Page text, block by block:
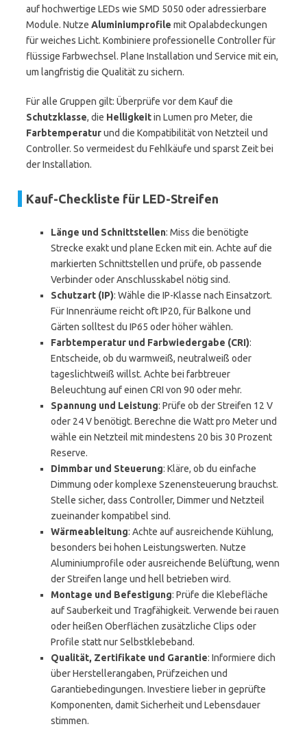
auf hochwertige LEDs wie SMD 5050 oder adressierbare
Module. Nutze Aluminiumprofile mit Opalabdeckungen
für weiches Licht. Kombiniere professionelle Controller für
flüssige Farbwechsel. Plane Installation und Service mit ein,
um langfristig die Qualität zu sichern.
Für alle Gruppen gilt: Überprüfe vor dem Kauf die
Schutzklasse, die Helligkeitin Lumen pro Meter, die
Farbtemperaturund die Kompatibilität von Netzteil und
Controller. So vermeidest du Fehlkäufe und sparst Zeit bei
der Installation.
Kauf-Checkliste für LED-Streifen
Länge und Schnittstellen: Miss die benötigte
Strecke exakt und plane Ecken mit ein. Achte auf die
markierten Schnittstellen und prüfe, ob passende
Verbinder oder Anschlusskabel nötig sind.
Schutzart (IP): Wähle die IP-Klasse nach Einsatzort.
Für Innenräume reicht oft IP20, für Balkone und
Gärten solltest du IP65 oder höher wählen.
Farbtemperatur und Farbwiedergabe (CRI):
Entscheide, ob du warmweiß, neutralweiß oder
tageslichtweiß willst. Achte bei farbtreuer
Beleuchtung auf einen CRI von 90 oder mehr.
Spannung und Leistung: Prüfe ob der Streifen 12 V
oder 24 V benötigt. Berechne die Watt pro Meter und
wähle ein Netzteil mit mindestens 20 bis 30 Prozent
Reserve.
Dimmbar und Steuerung: Kläre, ob du einfache
Dimmung oder komplexe Szenensteuerung brauchst.
Stelle sicher, dass Controller, Dimmer und Netzteil
zueinander kompatibel sind.
Wärmeableitung: Achte auf ausreichende Kühlung,
besonders bei hohen Leistungswerten. Nutze
Aluminiumprofile oder ausreichende Belüftung, wenn
der Streifen lange und hell betrieben wird.
Montage und Befestigung: Prüfe die Klebefläche
auf Sauberkeit und Tragfähigkeit. Verwende bei rauen
oder heißen Oberflächen zusätzliche Clips oder
Profile statt nur Selbstklebeband.
Qualität, Zertifikate und Garantie: Informiere dich
über Herstellerangaben, Prüfzeichen und
Garantiebedingungen. Investiere lieber in geprüfte
Komponenten, damit Sicherheit und Lebensdauer
stimmen.